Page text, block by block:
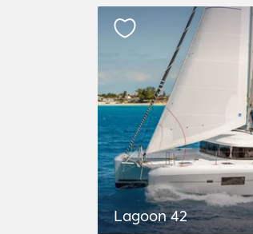
Lagoon 42